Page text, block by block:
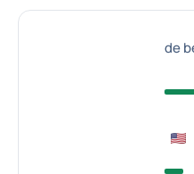
de